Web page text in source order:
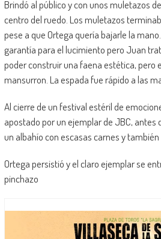
Brindó al público y con unos muletazos
centro del ruedo. Los muletazos
pese a que Ortega quería bajarle la
garantía para el lucimiento pero Juan
poder construir una faena estética, pero
mansurron. La espada fue rápido a las
Al cierre de un festival estéril de
apostado por un ejemplar de JBC, antes
un albahío con escasas carnes y
Ortega persistió y el claro ejemplar se
pinchazo